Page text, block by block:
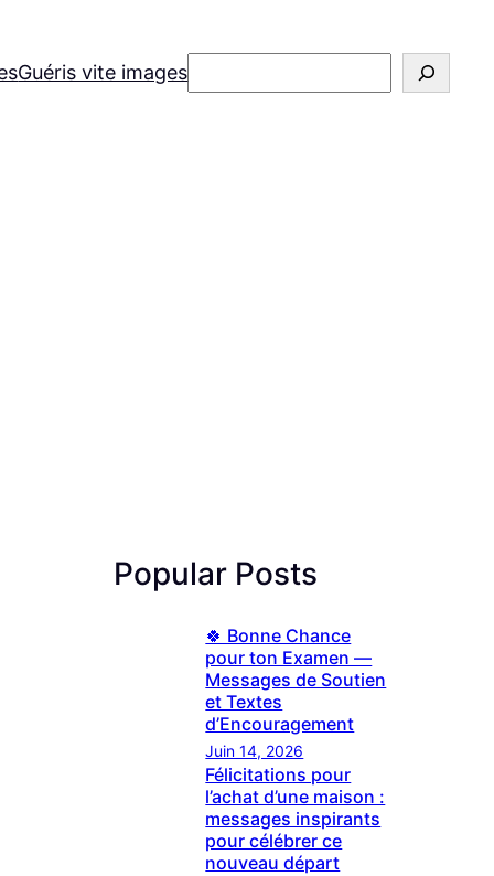
Guéris vite imagesRechercher
Popular Posts
🍀 Bonne Chance
pour ton Examen —
Messages de Soutien
et Textes
d’Encouragement
Juin 14, 2026
Félicitations pour
l’achat d’une maison :
messages inspirants
pour célébrer ce
nouveau départ